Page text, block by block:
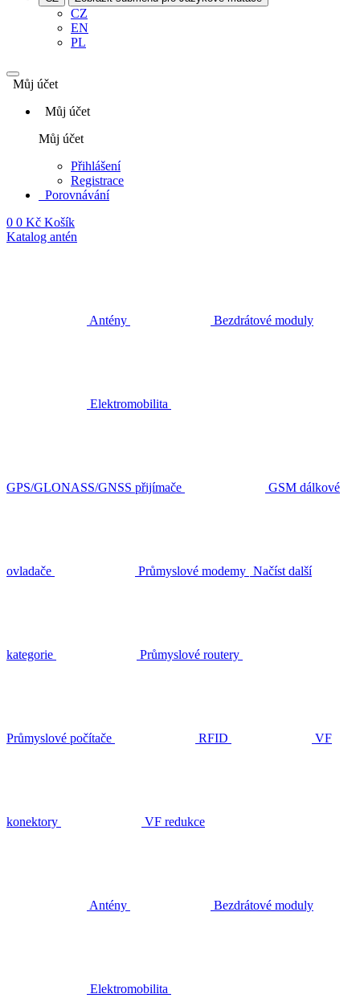
CZ
EN
PL
Můj účet
Můj účet
Můj účet
Přihlášení
Registrace
Porovnávání
0 0 Kč Košík
Katalog antén
Antény Bezdrátové moduly
Elektromobilita
GPS/GLONASS/GNSS přijímače GSM dálkové
ovladače Průmyslové modemy Načíst další
kategorie Průmyslové routery
Průmyslové počítače RFID VF
konektory VF redukce
Antény Bezdrátové moduly
Elektromobilita